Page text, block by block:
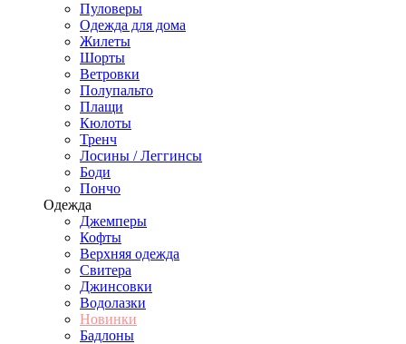
Пуловеры
Одежда для дома
Жилеты
Шорты
Ветровки
Полупальто
Плащи
Кюлоты
Тренч
Лосины / Леггинсы
Боди
Пончо
Одежда
Джемперы
Кофты
Верхняя одежда
Свитера
Джинсовки
Водолазки
Новинки
Бадлоны